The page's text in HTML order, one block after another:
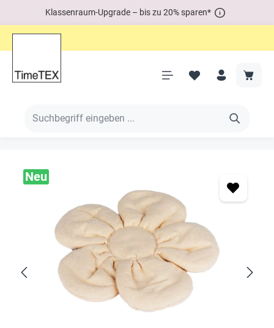
Klassenraum-Upgrade – bis zu 20% sparen*
Neu